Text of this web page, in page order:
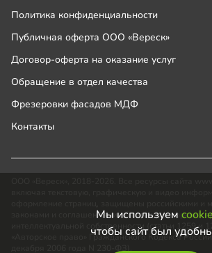
Мы используем
чтобы сайт был
Политика конфиденциальности
Публичная оферта ООО «Вереск»
Договор-оферта на оказание услуг
Обращение в отдел качества
Фрезеровки фасадов МДФ
Контакты
включая текстовую, графическую и видео
законами и соглашениями об охране авторских
интеллектуальной собственности (статьи 1259 и
«Авторское право» Гражданского Кодекса